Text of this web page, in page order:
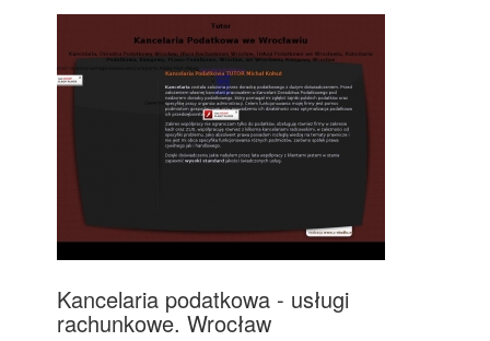
Kancelaria podatkowa - usługi
rachunkowe. Wrocław